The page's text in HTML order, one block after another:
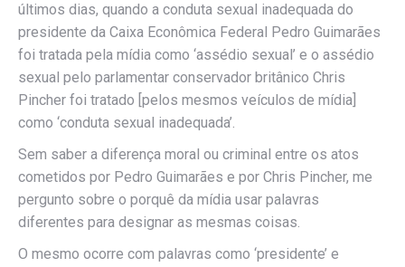
últimos dias, quando a conduta sexual inadequada do
presidente da Caixa Econômica Federal Pedro Guimarães
foi tratada pela mídia como ‘assédio sexual’ e o assédio
sexual pelo parlamentar conservador britânico Chris
Pincher foi tratado [pelos mesmos veículos de mídia]
como ‘conduta sexual inadequada’.
Sem saber a diferença moral ou criminal entre os atos
cometidos por Pedro Guimarães e por Chris Pincher, me
pergunto sobre o porquê da mídia usar palavras
diferentes para designar as mesmas coisas.
O mesmo ocorre com palavras como ‘presidente’ e